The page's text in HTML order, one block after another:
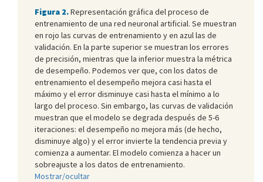
Figura 2.Representación gráfica del proceso de
entrenamiento de una red neuronal artificial. Se muestran
en rojo las curvas de entrenamiento y en azul las de
validación. En la parte superior se muestran los errores
de precisión, mientras que la inferior muestra la métrica
de desempeño. Podemos ver que, con los datos de
entrenamiento el desempeño mejora casi hasta el
máximo y el error disminuye casi hasta el mínimo a lo
largo del proceso. Sin embargo, las curvas de validación
muestran que el modelo se degrada después de 5-6
iteraciones: el desempeño no mejora más (de hecho,
disminuye algo) y el error invierte la tendencia previa y
comienza a aumentar. El modelo comienza a hacer un
sobreajuste a los datos de entrenamiento.
Mostrar/ocultar